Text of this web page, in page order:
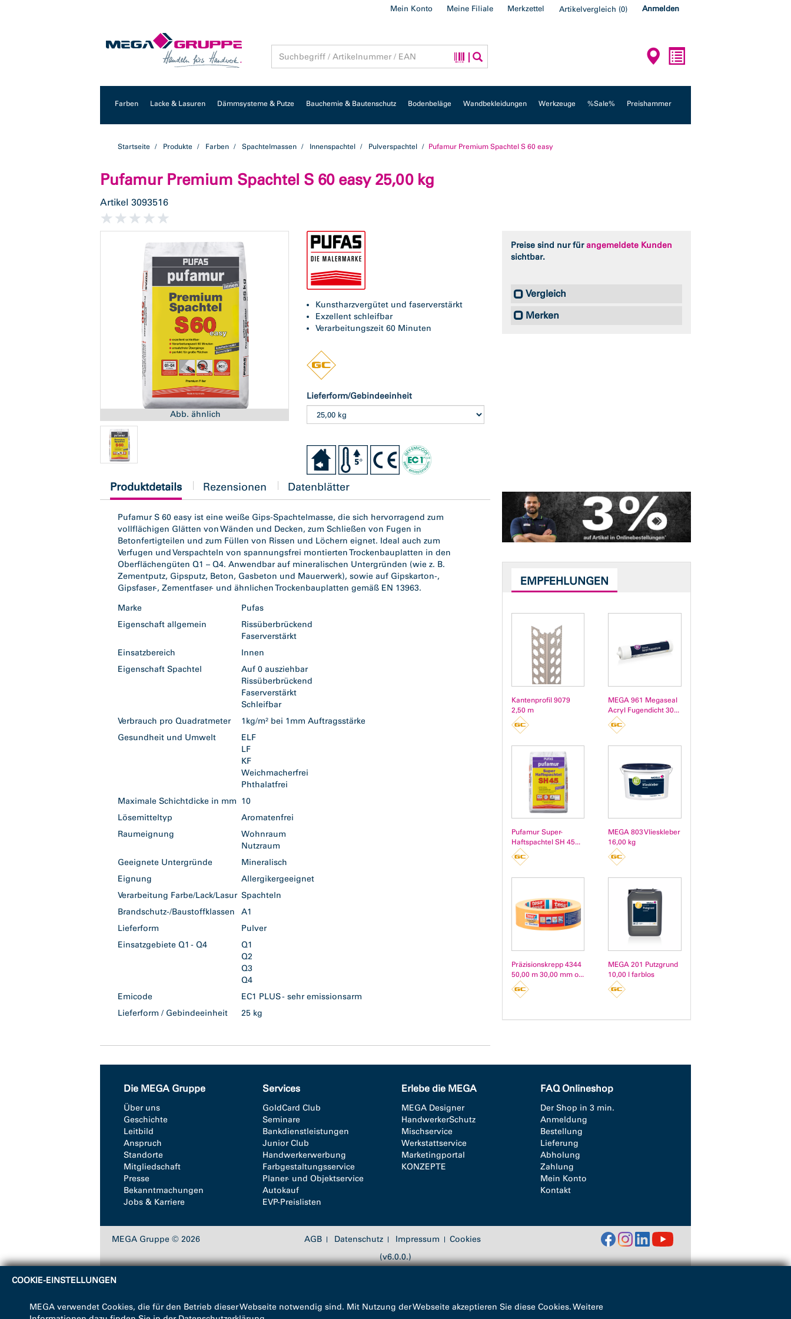
Mein Konto Meine Filiale Merkzettel Artikelvergleich (0) Anmelden
Farben Lacke & Lasuren Dämmsysteme & Putze Bauchemie & Bautenschutz Bodenbeläge Wandbekleidungen Werkzeuge %Sale% Preishammer
Startseite Produkte Farben Spachtelmassen Innenspachtel Pulverspachtel Pufamur Premium Spachtel S 60 easy
Pufamur Premium Spachtel S 60 easy 25,00 kg
Artikel 3093516
Abb. ähnlich
Kunstharzvergütet und faserverstärkt
Exzellent schleifbar
Verarbeitungszeit 60 Minuten
Lieferform/Gebindeeinheit
Preise sind nur fürangemeldete Kunden
sichtbar.
Vergleich
Merken
current
tab:
Produktdetails Rezensionen Datenblätter
Pufamur S 60 easy ist eine weiße Gips-Spachtelmasse, die sich hervorragend zum
vollflächigen Glätten von Wänden und Decken, zum Schließen von Fugen in
Betonfertigteilen und zum Füllen von Rissen und Löchern eignet. Ideal auch zum
Verfugen und Verspachteln von spannungsfrei montierten Trockenbauplatten in den
Oberflächengüten Q1 – Q4. Anwendbar auf mineralischen Untergründen (wie z. B.
Zementputz, Gipsputz, Beton, Gasbeton und Mauerwerk), sowie auf Gipskarton-,
Gipsfaser-, Zementfaser- und ähnlichen Trockenbauplatten gemäß EN 13963.
Marke
Pufas
Eigenschaft allgemein
Rissüberbrückend
Faserverstärkt
Einsatzbereich
Innen
Eigenschaft Spachtel
Auf 0 ausziehbar
Rissüberbrückend
Faserverstärkt
Schleifbar
Verbrauch pro Quadratmeter
1kg/m² bei 1mm Auftragsstärke
Gesundheit und Umwelt
ELF
LF
KF
Weichmacherfrei
Phthalatfrei
Maximale Schichtdicke in mm 10
Lösemitteltyp
Aromatenfrei
Raumeignung
Wohnraum
Nutzraum
Geeignete Untergründe
Mineralisch
Eignung
Allergikergeeignet
Verarbeitung Farbe/Lack/Lasur Spachteln
Brandschutz-/Baustoffklassen
A1
Lieferform
Pulver
Einsatzgebiete Q1 - Q4
Q1
Q2
Q3
Q4
Emicode
EC1 PLUS - sehr emissionsarm
Lieferform / Gebindeeinheit
25 kg
EMPFEHLUNGEN
Kantenprofil 9079
2,50 m
MEGA 961 Megaseal
Acryl Fugendicht 30...
Pufamur Super-
Haftspachtel SH 45...
MEGA 803 Vlieskleber
16,00 kg
Präzisionskrepp 4344
50,00 m 30,00 mm o...
MEGA 201 Putzgrund
10,00 l farblos
Die MEGA Gruppe
Über uns
Geschichte
Leitbild
Anspruch
Standorte
Mitgliedschaft
Presse
Bekanntmachungen
Jobs & Karriere
Services
GoldCard Club
Seminare
Bankdienstleistungen
Junior Club
Handwerkerwerbung
Farbgestaltungsservice
Planer- und Objektservice
Autokauf
EVP-Preislisten
Erlebe die MEGA
MEGA Designer
HandwerkerSchutz
Mischservice
Werkstattservice
Marketingportal
KONZEPTE
FAQ Onlineshop
Der Shop in 3 min.
Anmeldung
Bestellung
Lieferung
Abholung
Zahlung
Mein Konto
Kontakt
MEGA Gruppe © 2026 AGB Datenschutz Impressum
Cookies
(v6.0.0.)
COOKIE-EINSTELLUNGEN
MEGA verwendet Cookies, die für den Betrieb dieser Webseite notwendig sind. Mit Nutzung der Webseite akzeptieren Sie diese Cookies. Weitere